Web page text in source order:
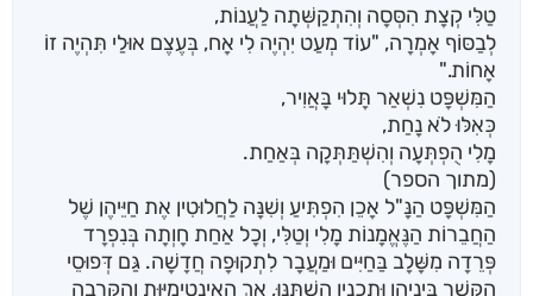
טַלִּי קְצָת הִסְּסָה וְהִתְקַשְּׁתָה לַעֲנוֹת,
לְבַסּוֹף אָמְרָה, "עוֹד מְעַט יִהְיֶה לִי אָח, בְּעֶצֶם אוּלַי תִּהְיֶה זוֹ
אָחוֹת."
הַמִּשְׁפָּט נִשְׁאַר תָּלוּי בָּאֲוִיר,
כְּאִלּוּ לֹא נָחַת,
מָלִי הֻפְתְּעָה וְהִשְׁתַּתְּקָה בְּאַחַת.
(מתוך הספר)
הַמִּשְׁפָּט הַנָּ"ל אָכֵן הִפְתִּיעַ וְשִׁנָּה לַחֲלוּטִין אֶת חַיֵּיהֶן שֶׁל
הַחֲבֵרוֹת הַנֶּאֱמָנוֹת מָלִי וְטַלִּי, וְכָל אַחַת חָוְתָה בְּנִפְרָד
פְּרֵדָה מִשָּׁלָב בַּחַיִּים וּמַעֲבָר לִתְקוּפָה חֲדָשָׁה. גַּם דְּפוּסֵי
הַקֶּשֶׁר בֵּינֵיהֶן וּתְכָנָיו הִשְׁתַּנּוּ, אַךְ הָאִינְטִימִיּוּת וְהַקִּרְבָה